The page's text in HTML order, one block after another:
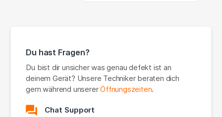
Du hast Fragen?
Du bist dir unsicher was genau defekt ist an
deinem Gerät? Unsere Techniker beraten dich
gern während unsererÖffnungszeiten.
Chat Support